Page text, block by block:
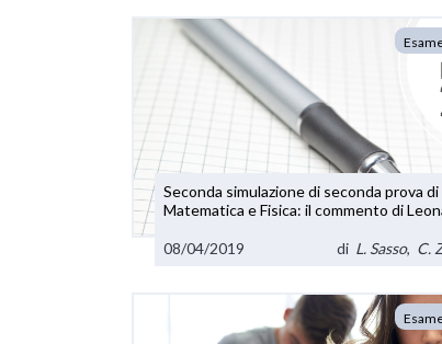
Seconda simulazione di seconda prova di
Matematica e Fisica: il commento di
08/04/2019
di L. Sasso, C.